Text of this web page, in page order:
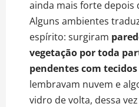
ainda mais forte depois
Alguns ambientes
espírito: surgiram
vegetação por toda
pendentescom
lembravam nuvem e
vidro de volta, dessa